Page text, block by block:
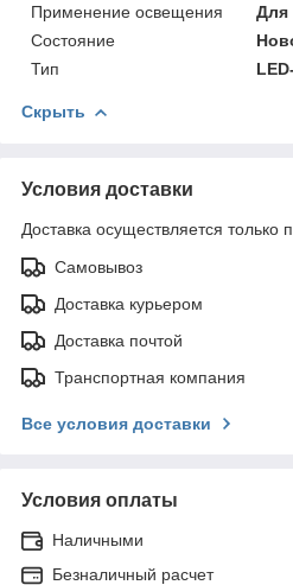
Применение освещения
Для
Состояние
Тип
Скрыть
Условия доставки
Доставка осуществляется только
Самовывоз
Доставка курьером
Доставка почтой
Транспортная компания
Все условия доставки
Условия оплаты
Наличными
Безналичный расчет